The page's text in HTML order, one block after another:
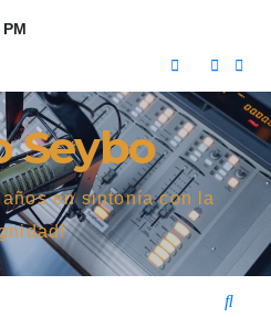
Seybo
años en sintonía con la